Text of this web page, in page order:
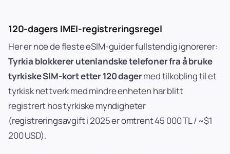
120-dagers IMEI-registreringsregel
Her er noe de fleste eSIM-guider fullstendig ignorerer:
Tyrkia blokkerer utenlandske telefoner fra å bruke
tyrkiske SIM-kort etter 120 dagermed tilkobling til et
tyrkisk nettverk med mindre enheten har blitt
registrert hos tyrkiske myndigheter
(registreringsavgift i 2025 er omtrent 45 000 TL / ~$1
200 USD).